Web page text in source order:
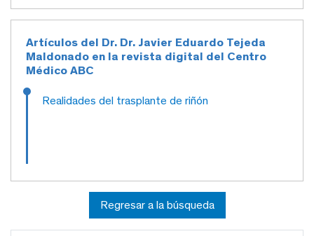
Artículos del Dr. Dr. Javier Eduardo Tejeda
Maldonado en la revista digital del Centro
Médico ABC
Realidades del trasplante de riñón
Regresar a la búsqueda